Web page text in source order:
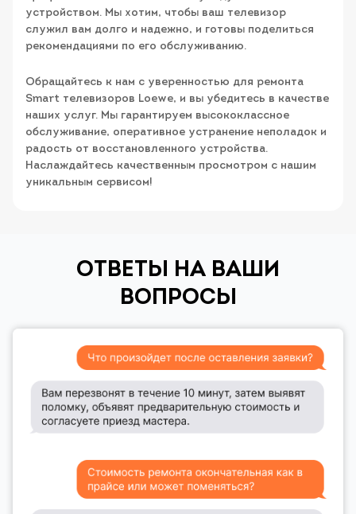
устройством. Мы хотим, чтобы ваш телевизор
служил вам долго и надежно, и готовы поделиться
рекомендациями по его обслуживанию.
Обращайтесь к нам с уверенностью для ремонта
Smart телевизоров Loewe, и вы убедитесь в качестве
наших услуг. Мы гарантируем высококлассное
обслуживание, оперативное устранение неполадок и
радость от восстановленного устройства.
Наслаждайтесь качественным просмотром с нашим
уникальным сервисом!
ОТВЕТЫ НА ВАШИ
ВОПРОСЫ